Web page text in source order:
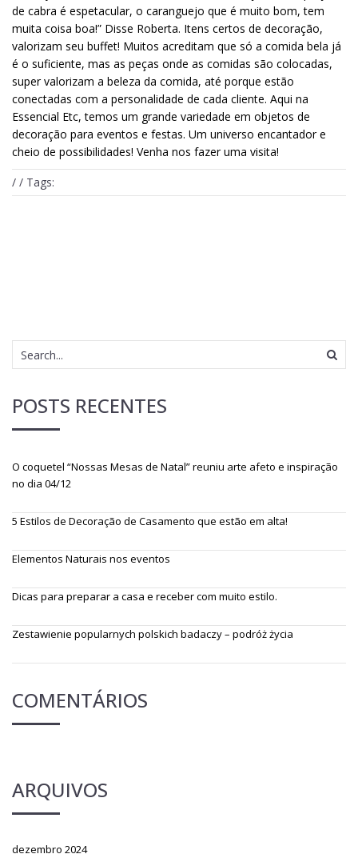
de cabra é espetacular, o caranguejo que é muito bom, tem
muita coisa boa!” Disse Roberta. Itens certos de decoração,
valorizam seu buffet! Muitos acreditam que só a comida bela já
é o suficiente, mas as peças onde as comidas são colocadas,
super valorizam a beleza da comida, até porque estão
conectadas com a personalidade de cada cliente. Aqui na
Essencial Etc, temos um grande variedade em objetos de
decoração para eventos e festas. Um universo encantador e
cheio de possibilidades! Venha nos fazer uma visita!
/ / Tags:
POSTS RECENTES
O coquetel “Nossas Mesas de Natal” reuniu arte afeto e inspiração
no dia 04/12
5 Estilos de Decoração de Casamento que estão em alta!
Elementos Naturais nos eventos
Dicas para preparar a casa e receber com muito estilo.
Zestawienie popularnych polskich badaczy – podróż życia
COMENTÁRIOS
ARQUIVOS
dezembro 2024